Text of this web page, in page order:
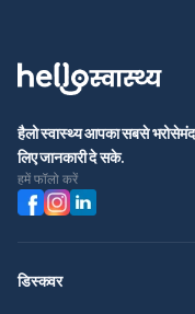
हैलो स्वास्थ्य आपका सबसे भरोसेमंद
लिए जानकारी दे सके.
हमें फॉलो करें
डिस्कवर